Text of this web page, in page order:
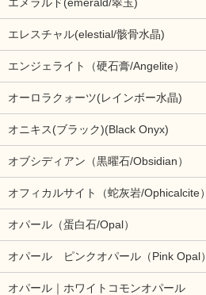
エレスチャル(elestial/骸骨水晶)
エンジェライト（硬石膏/Angelite）
オーロラクォーツ(レインボー水晶)
オニキス(ブラック)(Black Onyx)
オブシディアン（黒曜石/Obsidian）
オフィカルサイト（蛇灰岩/Ophicalcite）
オパール（蛋白石/Opal）
オパール ピンクオパール（Pink Opal）
オパール｜ホワイトコモンオパール